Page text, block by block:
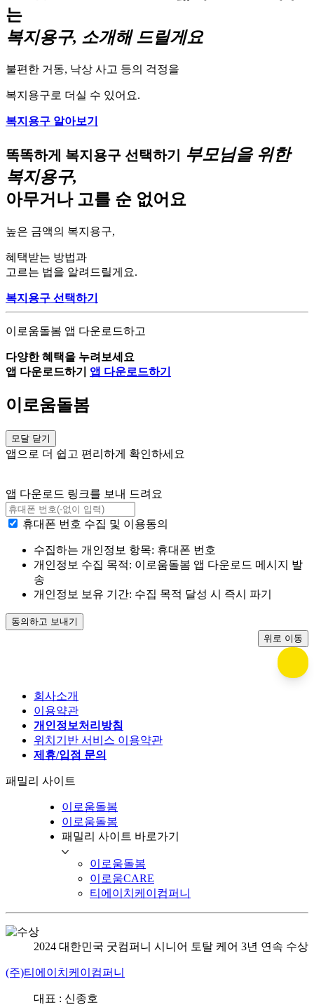
는
복지용구, 소개해 드릴게요
불편한 거동, 낙상 사고 등의 걱정을
복지용구로 더실 수 있어요.
복지용구 알아보기
똑똑하게 복지용구 선택하기
부모님을 위한
복지용구,
아무거나 고를 순 없어요
높은 금액의 복지용구,
혜택받는 방법과
고르는 법을 알려드릴게요.
복지용구 선택하기
이로움돌봄 앱 다운로드하고
다양한 혜택을 누려보세요
앱 다운로드하기
앱 다운로드하기
이로움돌봄
모달 닫기
앱으로 더 쉽고 편리하게 확인하세요
앱 다운로드 링크를 보내 드려요
휴대폰 번호 수집 및 이용동의
수집하는 개인정보 항목: 휴대폰 번호
개인정보 수집 목적: 이로움돌봄 앱 다운로드 메시지 발
송
개인정보 보유 기간: 수집 목적 달성 시 즉시 파기
동의하고 보내기
위로 이동
회사소개
이용약관
개인정보처리방침
위치기반 서비스 이용약관
제휴/입점 문의
패밀리 사이트
이로움돌봄
이로움돌봄
패밀리 사이트 바로가기
이로움돌봄
이로움CARE
티에이치케이컴퍼니
2024 대한민국 굿컴퍼니 시니어 토탈 케어 3년 연속 수상
(주)티에이치케이컴퍼니
대표 : 신종호